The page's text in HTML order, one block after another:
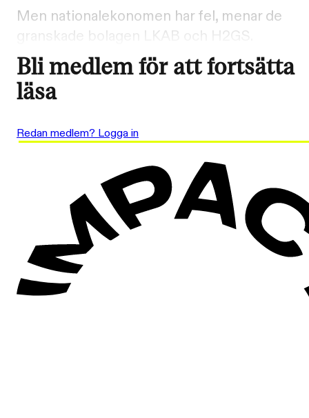
Men nationalekonomen har fel, menar de
granskade bolagen LKAB och H2GS.
Bli medlem för att fortsätta
läsa
Redan medlem? Logga in